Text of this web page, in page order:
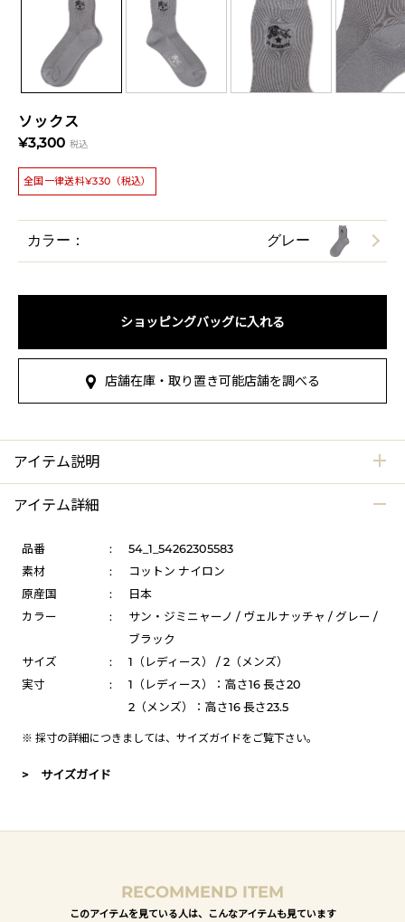
ソックス
¥3,300 税込
全国一律送料¥330（税込）
カラー： グレー
ショッピングバッグに入れる
店舗在庫・取り置き可能店舗を調べる
アイテム説明
アイテム詳細
品番 :
54_1_54262305583
素材
:
コットン ナイロン
原産国
:
日本
カラー
:
サン・ジミニャーノ / ヴェルナッチャ / グレー /
ブラック
サイズ
:
1（レディース） / 2（メンズ）
実寸
:
1（レディース）：高さ16 長さ20
2（メンズ）：高さ16 長さ23.5
※ 採寸の詳細につきましては、 サイズガイドをご覧下さい。
> サイズガイド
RECOMMEND ITEM
このアイテムを見ている人は、こんなアイテムも見ています